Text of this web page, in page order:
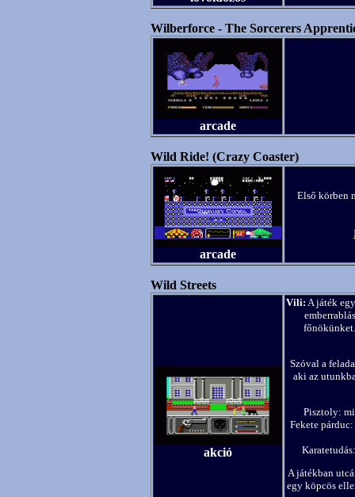
Wilberforce - The Sorcerers
arcade
Wild Ride! (Crazy Coaster)
arcade
Első körben
Wild Streets
akció
Vili: A játék
Szóval a
aki az
Pisztoly:
Fekete
A játékban
egy köpcös